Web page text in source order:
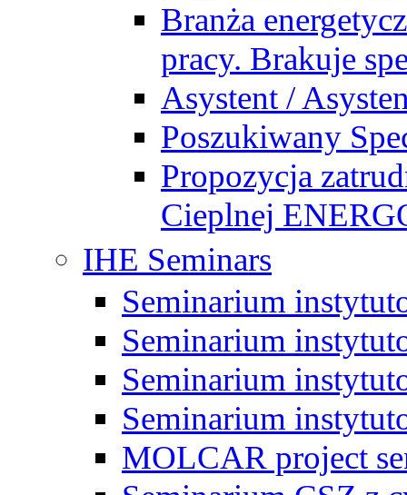
Branża
pracy. Brakuje
Asystent /
Poszukiwany
Propozycja
Cieplnej
IHE Seminars
Seminarium
Seminarium
Seminarium
Seminarium
MOLCAR project